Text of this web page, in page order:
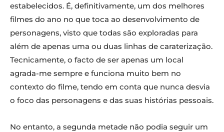
estabelecidos. É, definitivamente, um dos melhores
filmes do ano no que toca ao desenvolvimento de
personagens, visto que todas são exploradas para
além de apenas uma ou duas linhas de caraterização.
Tecnicamente, o facto de ser apenas um local
agrada-me sempre e funciona muito bem no
contexto do filme, tendo em conta que nunca desvia
o foco das personagens e das suas histórias pessoais.
No entanto, a segunda metade não podia seguir um